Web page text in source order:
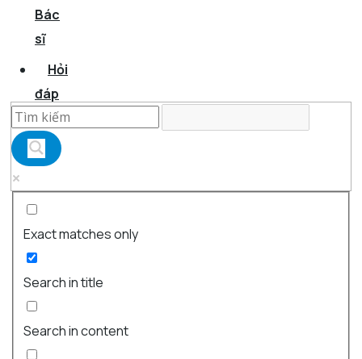
Bác
sĩ
Hỏi
đáp
Exact matches only
Search in title
Search in content